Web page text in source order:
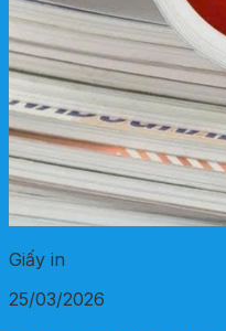
Giấy in
25/03/2026